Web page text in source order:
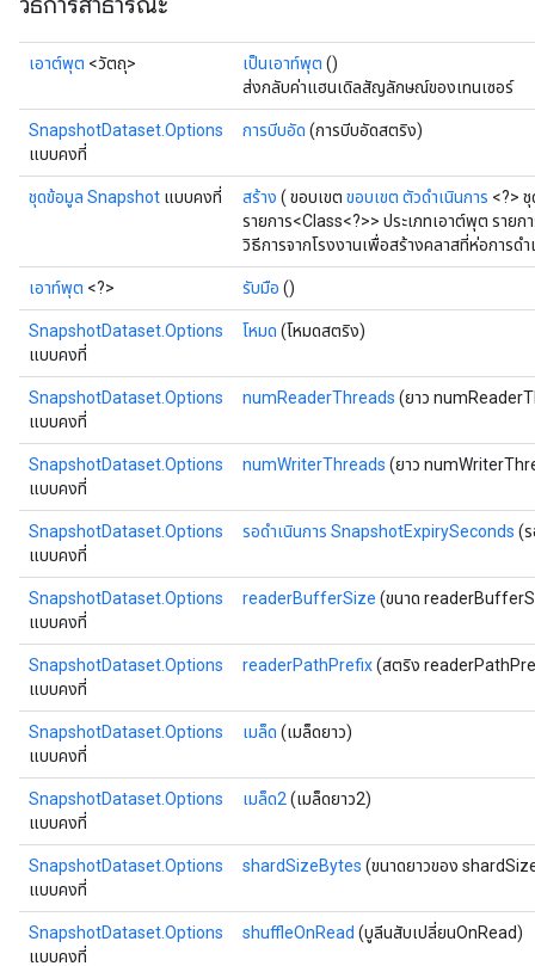
เอาต์พุต <วัตถุ> เป็นเอาท์พุต ()
ส่งกลับค่าแฮนเดิลสัญลักษณ์ของเทนเซอร์
SnapshotDataset.Options
แบบคงที่
การบีบอัด (การบีบอัดสตริง)
ชุดข้อมูล Snapshot แบบคงที่ สร้าง ( ขอบเขต ขอบเขต ตัวดำเนินการ <?>
รายการ<Class<?>> ประเภทเอาต์พุต รายก
วิธีการจากโรงงานเพื่อสร้างคลาสที่ห่อการด
เอาท์พุต <?> รับมือ ()
SnapshotDataset.Options
แบบคงที่
โหมด (โหมดสตริง)
SnapshotDataset.Options
แบบคงที่
numReaderThreads (ยาว
SnapshotDataset.Options
แบบคงที่
numWriterThreads (ยาว
SnapshotDataset.Options
แบบคงที่
รอดำเนินการ SnapshotExpirySeconds (
SnapshotDataset.Options
แบบคงที่
readerBufferSize (ขนาด
SnapshotDataset.Options
แบบคงที่
readerPathPrefix(สตริง
SnapshotDataset.Options
แบบคงที่
เมล็ด (เมล็ดยาว)
SnapshotDataset.Options
แบบคงที่
เมล็ด2 (เมล็ดยาว2)
SnapshotDataset.Options
แบบคงที่
shardSizeBytes (ขนาดยาวของ
SnapshotDataset.Options
แบบคงที่
shuffleOnRead (บูลีนสับเปลี่ยนOnRead)